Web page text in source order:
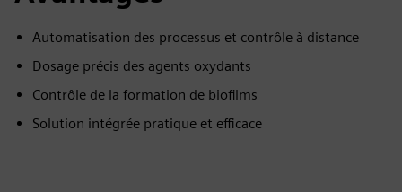
Automatisation des processus et contrôle à distance
Dosage précis des agents oxydants
Contrôle de la formation de biofilms
Solution intégrée pratique et efficace